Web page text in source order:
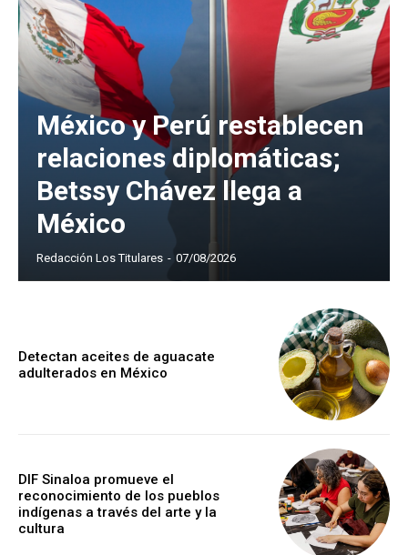
México y Perú restablecen
relaciones diplomáticas;
Betssy Chávez llega a
México
Redacción Los Titulares - 07/08/2026
Detectan aceites de aguacate
adulterados en México
DIF Sinaloa promueve el
reconocimiento de los pueblos
indígenas a través del arte y la
cultura